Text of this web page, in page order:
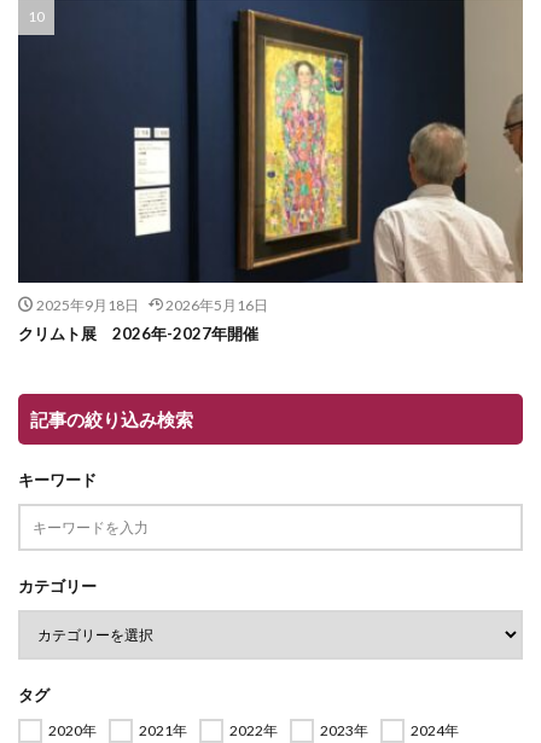
2025年9月18日 2026年5月16日
クリムト展 2026年-2027年開催
記事の絞り込み検索
キーワード
カテゴリー
タグ
2020年 2021年 2022年 2023年
2024年